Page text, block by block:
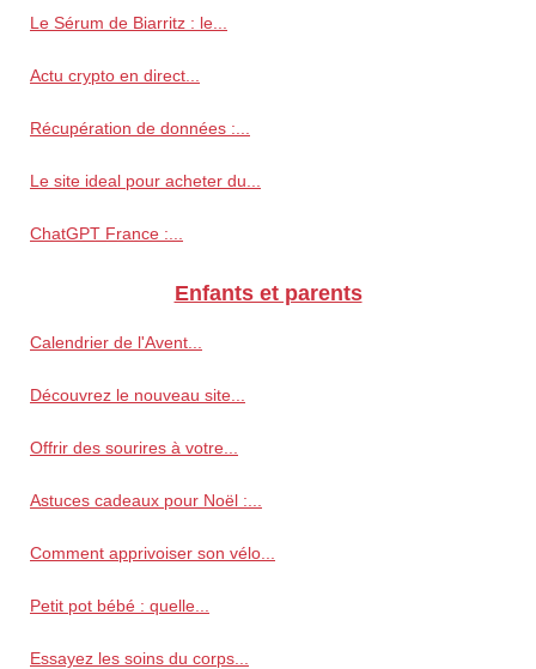
Le Sérum de Biarritz : le...
Actu crypto en direct...
Récupération de données :...
Le site ideal pour acheter du...
ChatGPT France :...
Enfants et parents
Calendrier de l'Avent...
Découvrez le nouveau site...
Offrir des sourires à votre...
Astuces cadeaux pour Noël :...
Comment apprivoiser son vélo...
Petit pot bébé : quelle...
Essayez les soins du corps...